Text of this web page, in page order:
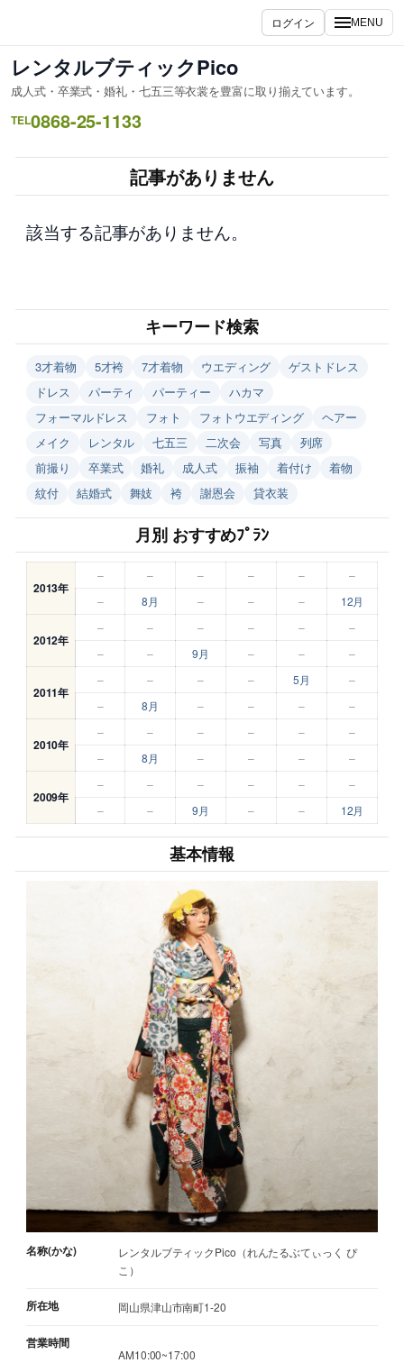
を
ス
キ
ッ
ログイン MENU
レンタルブティックPico
成人式・卒業式・婚礼・七五三等衣裳を豊富に取り揃えています。
TEL0868-25-1133
記事がありません
該当する記事がありません。
キーワード検索
3才着物 5才袴 7才着物 ウエディング
ゲストドレス
ドレス
パーティ パーティー
ハカマ
フォーマルドレス
フォト フォトウエディング
ヘアー
メイク
レンタル 七五三 二次会 写真
列席
前撮り
卒業式 婚礼 成人式 振袖 着付け
着物
紋付
結婚式 舞妓 袴 謝恩会 貸衣装
月別 おすすめﾌﾟﾗﾝ
2013年
– – – – –
–
–
8月 – – – 12月
2012年
– – – – –
–
–
– 9月 – – –
2011年
– – – – 5月
–
–
8月 – – – –
2010年
– – – – –
–
–
8月 – – – –
2009年
– – – – –
–
–
– 9月 – – 12月
基本情報
名称(かな)
レンタルブティックPico（れんたるぶてぃっく ぴ
こ）
所在地 岡山県津山市南町1-20
営業時間
AM10:00~17:00